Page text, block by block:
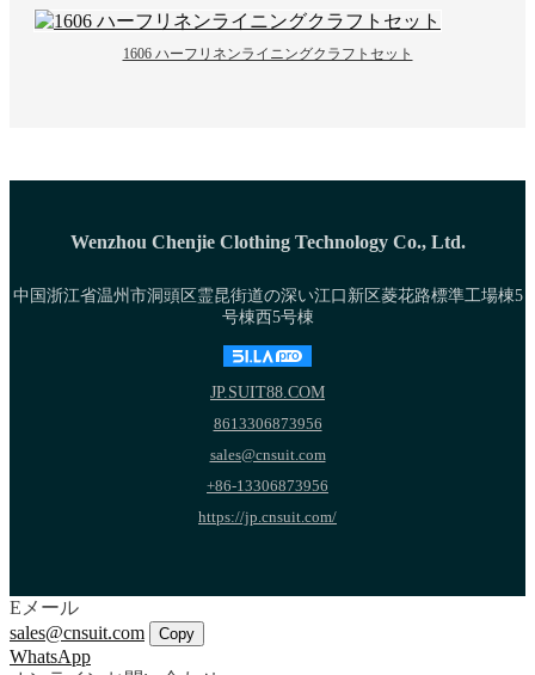
1606 ハーフリネンライニングクラフトセット
Wenzhou Chenjie Clothing Technology Co., Ltd.
中国浙江省温州市洞頭区霊昆街道の深い江口新区菱花路標準工場棟5
号棟西5号棟
JP.SUIT88.COM
8613306873956
sales@cnsuit.com
+86-13306873956
https://jp.cnsuit.com/
Eメール
sales@cnsuit.com
Copy
WhatsApp